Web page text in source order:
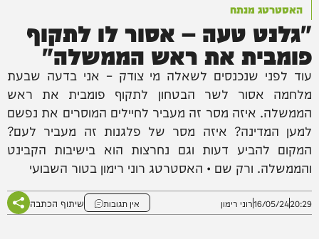
האסטרטג מנתח
"גלנט טעה – אסור לו לתקוף
פומבית את ראש הממשלה"
עוד לפני שנכנסים לשאלה מי צודק – אני בדעה שבעת
מלחמה אסור לשר הבטחון לתקוף פומבית את ראש
הממשלה. איזה מסר זה מעביר לחיילים המוסרים את נפשם
למען המדינה? איזה מסר של פלגנות זה מעביר לעם?
המקום להביע דעות וגם נחרצות הוא בישיבות הקבינט
והממשלה. ורק שם • האסטרטג רוני רימון בטור השבועי
20:29
16/05/24רוני רימון אין תגובות שיתוף הכתבה